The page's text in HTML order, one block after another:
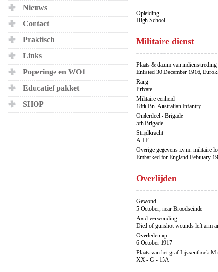
Nieuws
Contact
Praktisch
Links
Poperinge en WO1
Educatief pakket
SHOP
Opleiding
High School
Militaire dienst
Plaats & datum van indiensttreding
Enlisted 30 December 1916,
Rang
Private
Militaire eenheid
18th Bn. Australian Infantry
Onderdeel - Brigade
5th Brigade
Strijdkracht
A.I.F.
Overige gegevens i.v.m. militaire
Embarked for England February
Overlijden
Gewond
5 October, near Broodseinde
Aard verwonding
Died of gunshot wounds left arm
Overleden op
6 October 1917
Plaats van het graf Lijssenthoek
XX - G - 15A